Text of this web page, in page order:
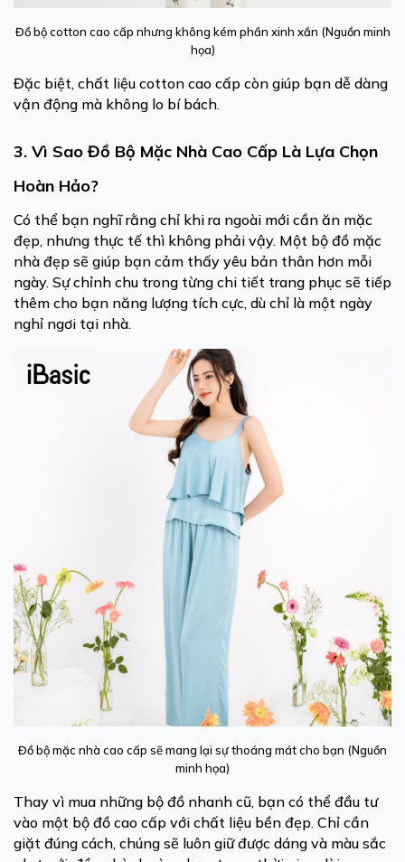
Đồ bộ cotton cao cấp nhưng không kém phần xinh xắn (Nguồn minh
họa)
Đặc biệt, chất liệu cotton cao cấp còn giúp bạn dễ dàng
vận động mà không lo bí bách.
3. Vì Sao Đồ Bộ Mặc Nhà Cao Cấp Là Lựa Chọn
Hoàn Hảo?
Có thể bạn nghĩ rằng chỉ khi ra ngoài mới cần ăn mặc
đẹp, nhưng thực tế thì không phải vậy. Một bộ đồ mặc
nhà đẹp sẽ giúp bạn cảm thấy yêu bản thân hơn mỗi
ngày. Sự chỉnh chu trong từng chi tiết trang phục sẽ tiếp
thêm cho bạn năng lượng tích cực, dù chỉ là một ngày
nghỉ ngơi tại nhà.
Đồ bộ mặc nhà cao cấp sẽ mang lại sự thoáng mát cho bạn (Nguồn
minh họa)
Thay vì mua những bộ đồ nhanh cũ, bạn có thể đầu tư
vào một bộ đồ cao cấp với chất liệu bền đẹp. Chỉ cần
giặt đúng cách, chúng sẽ luôn giữ được dáng và màu sắc